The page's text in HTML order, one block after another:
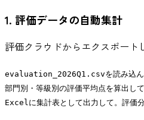
1. 評価データの自動集計
評価クラウドからエクスポート
evaluation_2026Q1.csvを読み込ん
部門別・等級別の評価平均点を算出して